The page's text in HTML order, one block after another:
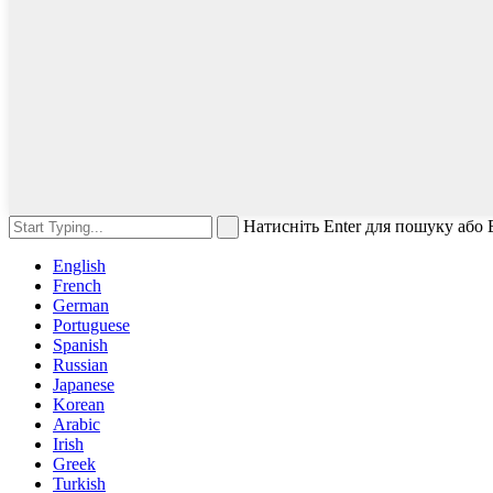
Натисніть Enter для пошуку або
English
French
German
Portuguese
Spanish
Russian
Japanese
Korean
Arabic
Irish
Greek
Turkish